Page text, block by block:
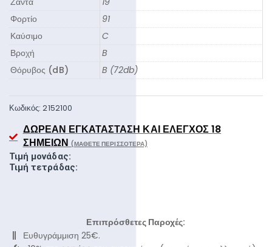
Φορτίο
91
Καύσιμο
C
Βροχή
B
Θόρυβος (dB)
B (72db)
Κωδικός:2152100
ΔΩΡΕΆΝ ΕΓΚΑΤΆΣΤΑΣΗ ΚΑΙ ΈΛΕΓΧΟΣ 18
ΣΗΜΕΊΩΝ (ΜΆΘΕΤΕ ΠΕΡΙΣΣΌΤΕΡΑ)
Τιμή μονάδας:
Τιμή τετράδας:
Επιπρόσθετες Παροχές:
Ευθυγράμμιση 25€.